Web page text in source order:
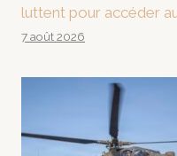
luttent pour accéder
7 août 2026